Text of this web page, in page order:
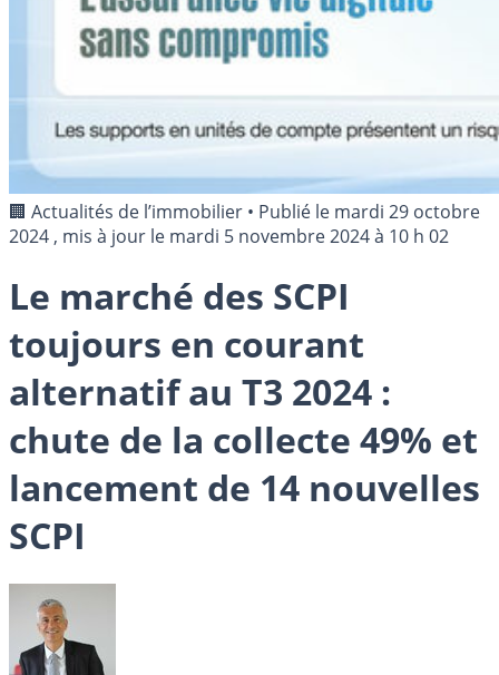
🏢 Actualités de l’immobilier • Publié le mardi 29 octobre
2024 , mis à jour le mardi 5 novembre 2024 à 10 h 02
Le marché des SCPI
toujours en courant
alternatif au T3 2024 :
chute de la collecte 49% et
lancement de 14 nouvelles
SCPI